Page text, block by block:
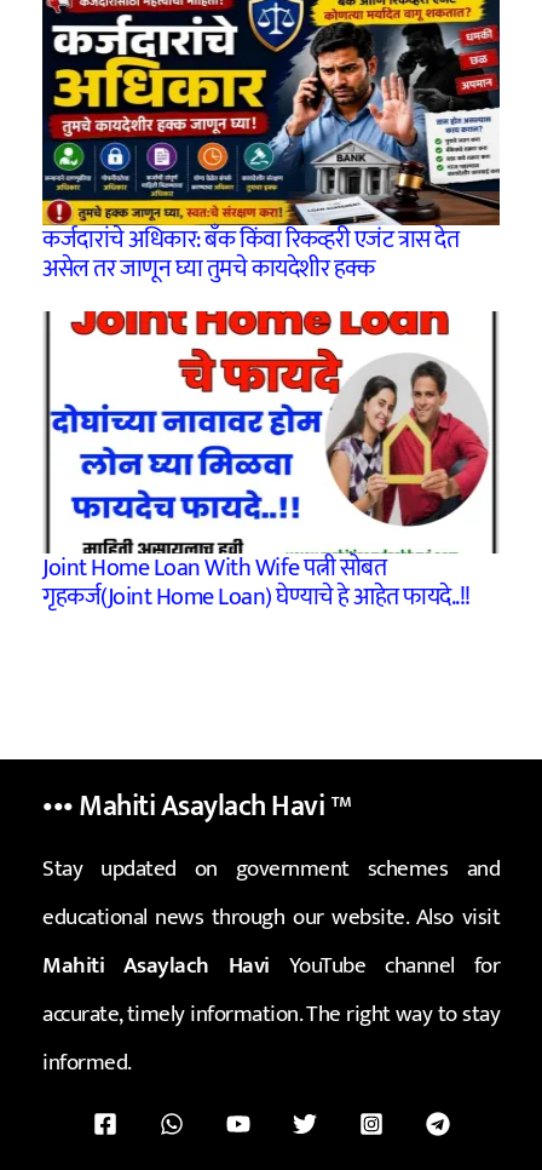
कर्जदारांचे अधिकार: बँक किंवा रिकव्हरी एजंट त्रास देत
असेल तर जाणून घ्या तुमचे कायदेशीर हक्क
Joint Home Loan With Wife पत्नी सोबत
गृहकर्ज(Joint Home Loan) घेण्याचे हे आहेत फायदे..!!
••• Mahiti Asaylach Havi™
Stay updated on government schemes and
educational news through our website. Also visit
Mahiti Asaylach Havi YouTube channel for
accurate, timely information. The right way to stay
informed.